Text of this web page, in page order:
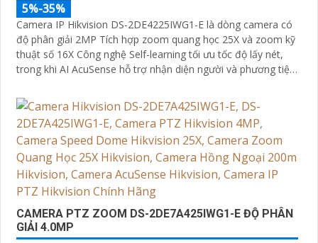
5%-35%
Camera IP Hikvision DS-2DE4225IWG1-E là dòng camera có
độ phân giải 2MP Tích hợp zoom quang học 25X và zoom kỹ
thuật số 16X Công nghệ Self-learning tối ưu tốc độ lấy nét,
trong khi AI AcuSense hỗ trợ nhận diện người và phương tiện,
CAMERA PTZ ZOOM DS-2DE7A425IWG1-E ĐỘ PHÂN
GIẢI 4.0MP